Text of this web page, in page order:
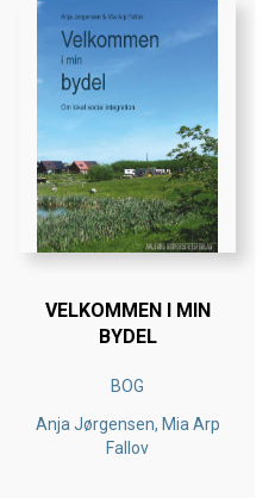
VELKOMMEN I MIN
BYDEL
BOG
Anja Jørgensen, Mia Arp
Fallov